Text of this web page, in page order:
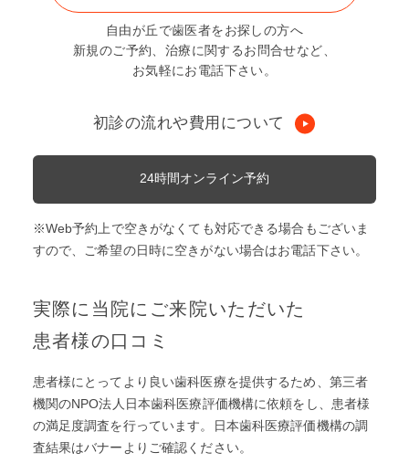
自由が丘で歯医者をお探しの方へ
新規のご予約、治療に関するお問合せなど、
お気軽にお電話下さい。
初診の流れや費用について
24時間オンライン予約
※Web予約上で空きがなくても対応できる場合もございま
すので、ご希望の日時に空きがない場合はお電話下さい。
実際に当院にご来院いただいた
患者様の口コミ
患者様にとってより良い歯科医療を提供するため、第三者
機関のNPO法人日本歯科医療評価機構に依頼をし、患者様
の満足度調査を⾏っています。日本歯科医療評価機構の調
査結果はバナーよりご確認ください。